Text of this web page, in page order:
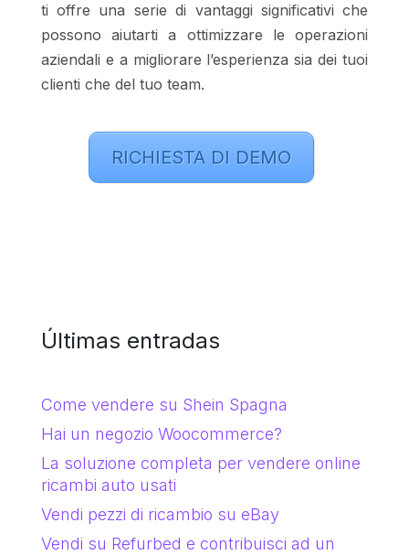
ti offre una serie di vantaggi significativi che
possono aiutarti a ottimizzare le operazioni
aziendali e a migliorare l’esperienza sia dei tuoi
clienti che del tuo team.
RICHIESTA DI DEMO
Últimas entradas
Come vendere su Shein Spagna
Hai un negozio Woocommerce?
La soluzione completa per vendere online
ricambi auto usati
Vendi pezzi di ricambio su eBay
Vendi su Refurbed e contribuisci ad un